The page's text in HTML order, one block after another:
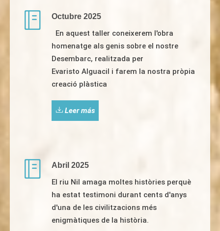
Octubre 2025
En aquest taller coneixerem l'obra
homenatge als genis sobre el nostre
Desembarc, realitzada per
Evaristo Alguacil i farem la nostra pròpia
creació plàstica
Leer más
Abril 2025
El riu Nil amaga moltes històries perquè
ha estat testimoni durant cents d'anys
d'una de les civilitzacions més
enigmàtiques de la història.